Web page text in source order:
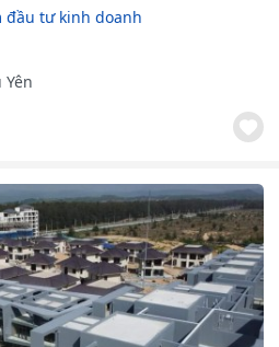
đầu tư kinh doanh